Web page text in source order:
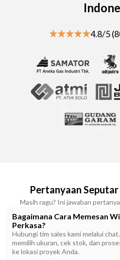
4.8/5
Pertanyaan
Masih ragu? Ini jawaban
Bagaimana Cara Memesan
Perkasa?
Hubungi tim sales kami melalui
memilih ukuran, cek stok, dan
ke lokasi proyek Anda.